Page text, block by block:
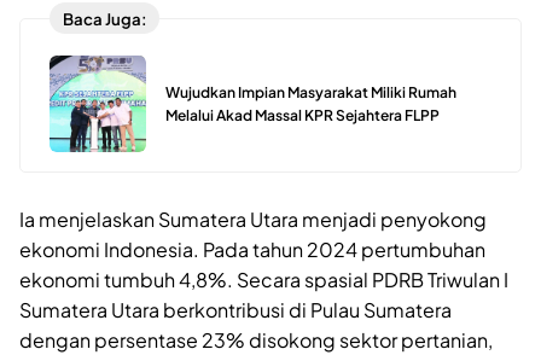
Baca Juga:
Wujudkan Impian Masyarakat Miliki Rumah
Melalui Akad Massal KPR Sejahtera FLPP
Ia menjelaskan Sumatera Utara menjadi penyokong
ekonomi Indonesia. Pada tahun 2024 pertumbuhan
ekonomi tumbuh 4,8%. Secara spasial PDRB Triwulan I
Sumatera Utara berkontribusi di Pulau Sumatera
dengan persentase 23% disokong sektor pertanian,